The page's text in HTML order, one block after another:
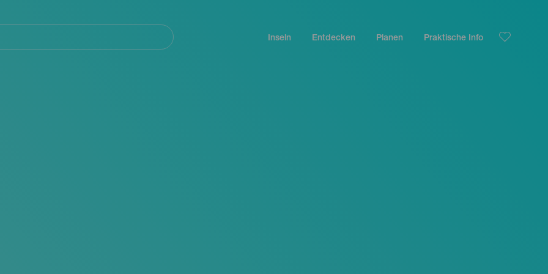
Inseln Entdecken Planen Praktische Info